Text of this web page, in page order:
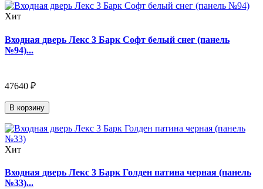
Хит
Входная дверь Лекс 3 Барк Софт белый снег (панель
№94)...
47640 ₽
В корзину
Хит
Входная дверь Лекс 3 Барк Голден патина черная (панель
№33)...